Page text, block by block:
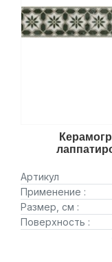
Артикул
Применение :
Размер, см :
Поверхность :